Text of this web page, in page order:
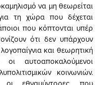
να μη θεωρείται
τη χώρα που δέχεται
που κόπτονται υπέρ
ότι δεν υπάρχουν
και θεωρητική
αυτοαποκαλούμενοι
κοινωνιών.